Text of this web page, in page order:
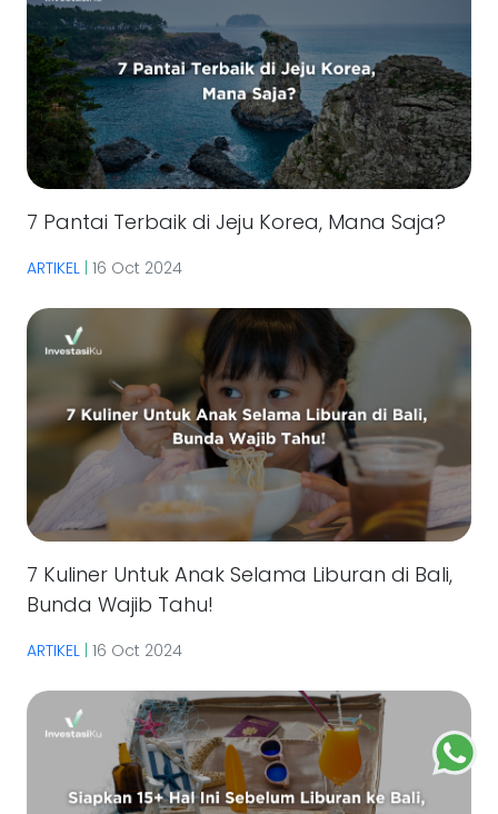
7 Pantai Terbaik di Jeju Korea, Mana Saja?
ARTIKEL | 16 Oct 2024
7 Kuliner Untuk Anak Selama Liburan di Bali,
Bunda Wajib Tahu!
ARTIKEL 16 Oct 2024